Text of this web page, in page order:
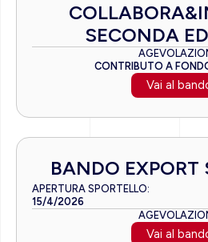
SECONDA
CONTRIBUTO A
Vai al
BANDO EXPORT
APERTURA SPORTELLO:
15/4/2026
Vai al